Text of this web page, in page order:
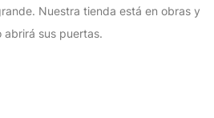
Nuestra tienda está en obras y
abrirá sus puertas.